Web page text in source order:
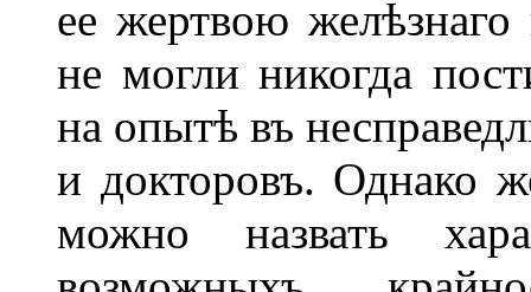
ее жертвою
не могли никогда
на опытѣ въ
и докторовъ. Однако
можно назвать